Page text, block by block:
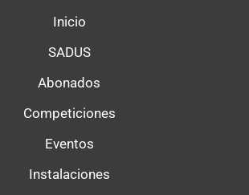
Inicio
SADUS
Abonados
Competiciones
Eventos
Instalaciones